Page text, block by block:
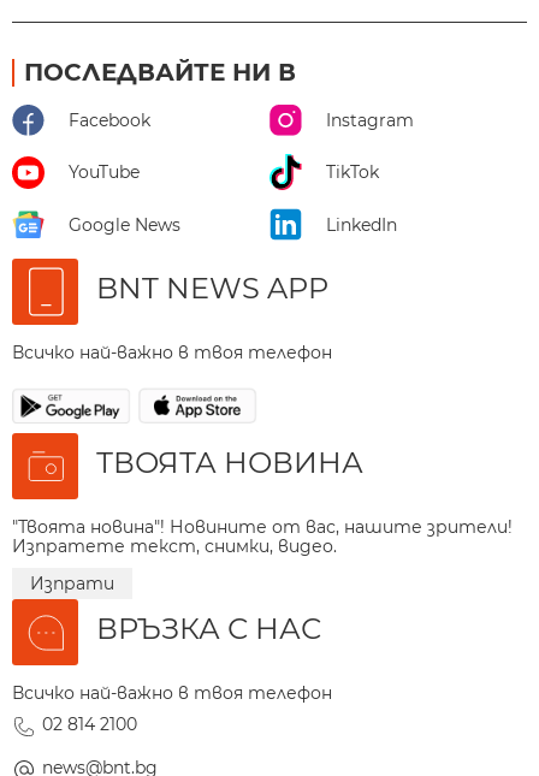
ПОСЛЕДВАЙТЕ НИ В
Facebook Instagram
YouTube TikTok
Google News LinkedIn
BNT NEWS APP
Всичко най-важно в твоя телефон
ТВОЯТА НОВИНА
"Твоята новина"! Новините от вас, нашите зрители!
Изпратете текст, снимки, видео.
Изпрати
ВРЪЗКА С НАС
Всичко най-важно в твоя телефон
02 814 2100
news@bnt.bg